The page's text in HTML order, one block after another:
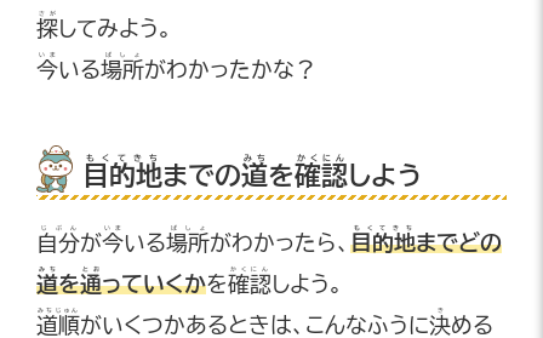
探
さが
してみよう。
今
いま
いる場所
ばしょ
がわかったかな？
目的地
もくてきち
までの道
みち
を確認
かくにん
しよう
自分
じぶん
が今
いま
いる場所
ばしょ
がわかったら、 目的地
もくてきち
までどの
道
みち
を通
とお
っていくかを確認
かくにん
しよう。
道順
みちじゅん
がいくつかあるときは、こんなふうに決
き
める